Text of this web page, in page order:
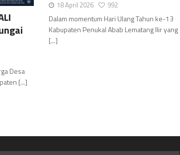
Desa
[...]
18 April 2026 992
Dalam momentum Hari Ulang Tahun ke-13
Kabupaten Penukal Abab Lematang Ilir yang
[...]